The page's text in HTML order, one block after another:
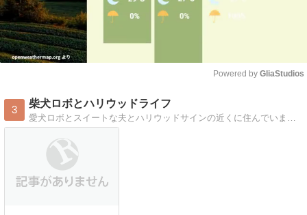
Powered by GliaStudios
3
柴犬ロボとハリウッドライフ
愛犬ロボとスイートな夫とハリウッドサインの近くに住んでいます。柴犬について、アメリカのペット用品について、ハリウッドライフについて投稿します。英語も練習中。